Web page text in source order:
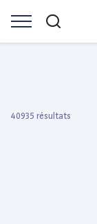
40935 résultats